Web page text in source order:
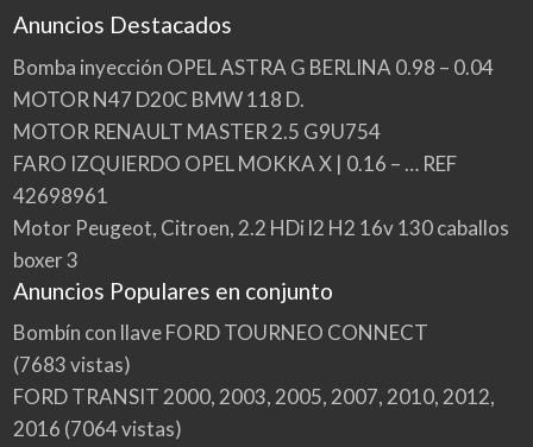
Anuncios Destacados
Bomba inyección OPEL ASTRA G BERLINA 0.98 – 0.04
MOTOR N47 D20C BMW 118 D.
MOTOR RENAULT MASTER 2.5 G9U754
FARO IZQUIERDO OPEL MOKKA X | 0.16 – … REF
42698961
Motor Peugeot, Citroen, 2.2 HDi l2 H2 16v 130 caballos
boxer 3
Anuncios Populares en conjunto
Bombín con llave FORD TOURNEO CONNECT
(7683 vistas)
FORD TRANSIT 2000, 2003, 2005, 2007, 2010, 2012,
2016 (7064 vistas)